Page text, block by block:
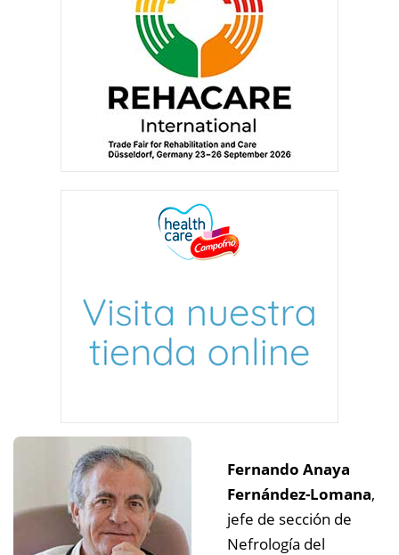
Fernando Anaya
Fernández-Lomana,
jefe de sección de
Nefrología del